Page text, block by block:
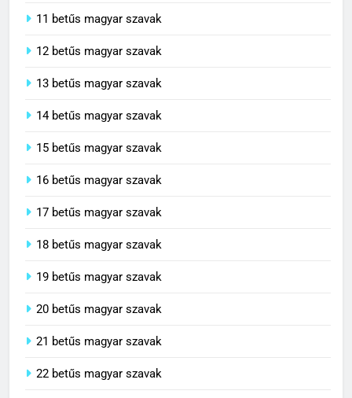
11 betűs magyar szavak
12 betűs magyar szavak
13 betűs magyar szavak
14 betűs magyar szavak
15 betűs magyar szavak
16 betűs magyar szavak
17 betűs magyar szavak
18 betűs magyar szavak
19 betűs magyar szavak
20 betűs magyar szavak
21 betűs magyar szavak
22 betűs magyar szavak